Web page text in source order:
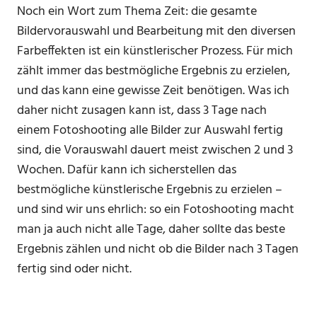
Noch ein Wort zum Thema Zeit: die gesamte
Bildervorauswahl und Bearbeitung mit den diversen
Farbeffekten ist ein künstlerischer Prozess. Für mich
zählt immer das bestmögliche Ergebnis zu erzielen,
und das kann eine gewisse Zeit benötigen. Was ich
daher nicht zusagen kann ist, dass 3 Tage nach
einem Fotoshooting alle Bilder zur Auswahl fertig
sind, die Vorauswahl dauert meist zwischen 2 und 3
Wochen. Dafür kann ich sicherstellen das
bestmögliche künstlerische Ergebnis zu erzielen –
und sind wir uns ehrlich: so ein Fotoshooting macht
man ja auch nicht alle Tage, daher sollte das beste
Ergebnis zählen und nicht ob die Bilder nach 3 Tagen
fertig sind oder nicht.